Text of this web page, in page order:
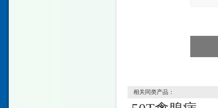
相关同类产品：